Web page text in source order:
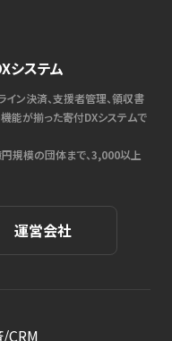
システム
イン決済、支援者管理、領収書
能が揃った寄付DXシステムで
規模の団体まで、3,000以上
運営会社
CRM